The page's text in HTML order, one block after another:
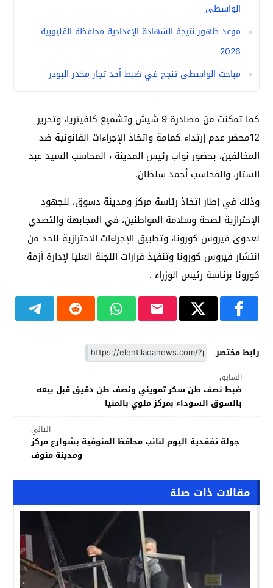
الواسطى
موعد ظهور نتيجة الشهادة الإعدادية محافظة القليوبية
2026
مباحث الواسطى تنجح في ضبط أحد تجار مخدر البودر
كما تمكنت من مصادرة 9 شيش وتشميع كافيتريا، وتحرير
12محضر عدم إرتداء كمامة واتخاذ الإجراءات القانونية ضد
المخالفين، بحضور نواب رئيس المدينة ، المحاسب السيد عبد
الستار، والمحاسب أحمد سلطان.
وذلك في إطار اتخاذ رئاسة مركز ومدينة دسوق، للجهود
الإحترازية لصحة وسلامة المواطنين، في المجابهة والتصدي
لعدوى فيروس كورونا، وتطبيق الإجراءات الاحترازية للحد من
انتشار فيروس كورونا وتنفيذ قرارات اللجنة العليا لإدارة أزمة
كورونا برئاسة رئيس الوزراء .
رابط مختصر
السابق
ضبط نصف طن سكر تمويني ونصف طن دقيق قبل بيعه
بالسوق السوداء بمركز ملوي بالمنيا
التالي
جولة تفقدية اليوم لنائب محافظ المنوفية بشوارع مركز
ومدينة منوف
مقالات ذات صلة